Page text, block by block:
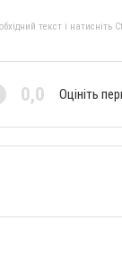
текст і натисніть
0,0 Оцініть